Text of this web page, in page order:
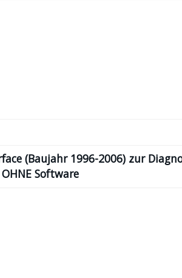
(Baujahr 1996-2006) zur
Software